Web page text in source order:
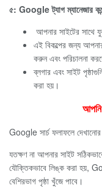
৫: Google ট্যাগ ম্যানেজার
আপনার সাইটের সাথে
এই বিকল্পের জন্য
করুন এবং পরিচালনা
ব্লগার এবং সাইট
করা হয়।
Google সার্চ ফলাফলে
যতক্ষণ না আপনার সাইট
যৌক্তিকভাবে লিঙ্ক করা হয়,
বেশিরভাগ পৃষ্ঠা খুঁজে পাবে।